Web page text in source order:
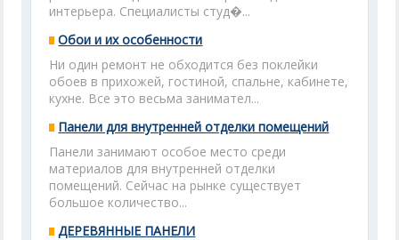
интерьера. Специалисты студ�...
Обои и их особенности
Ни один ремонт не обходится без поклейки
обоев в прихожей, гостиной, спальне, кабинете,
кухне. Все это весьма занимател...
Панели для внутренней отделки помещений
Панели занимают особое место среди
материалов для внутренней отделки
помещений. Сейчас на рынке существует
большое ко­личество...
ДЕРЕВЯННЫЕ ПАНЕЛИ